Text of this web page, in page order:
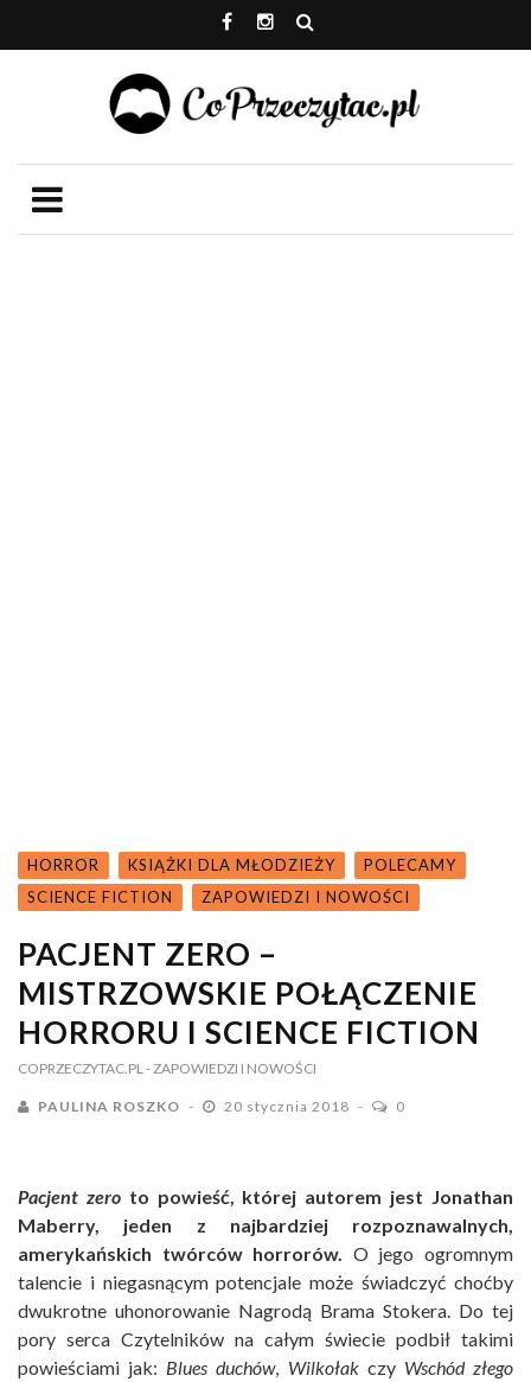
HORROR KSIĄŻKI DLA MŁODZIEŻY
POLECAMY
SCIENCE FICTION
ZAPOWIEDZI I NOWOŚCI
PACJENT ZERO –
MISTRZOWSKIE POŁĄCZENIE
HORRORU I SCIENCE FICTION
COPRZECZYTAC.PL - ZAPOWIEDZI I NOWOŚCI
PAULINA ROSZKO 20 stycznia 2018 0
Pacjent zeroto powieść, której autorem jest Jonathan
Maberry, jeden z najbardziej rozpoznawalnych,
amerykańskich twórców horrorów. O jego ogromnym
talencie i niegasnącym potencjale może świadczyć choćby
dwukrotne uhonorowanie Nagrodą Brama Stokera. Do tej
pory serca Czytelników na całym świecie podbił takimi
powieściami jak: Blues duchów, Wilkołakczy Wschód złego